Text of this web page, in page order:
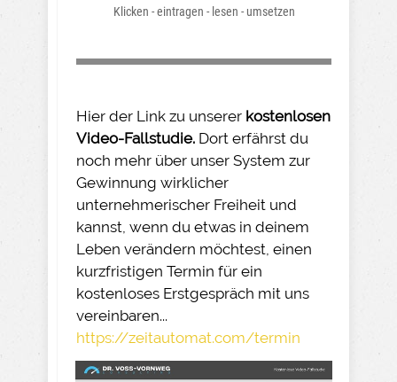
Klicken - eintragen - lesen - umsetzen
Hier der Link zu unserer kostenlosen
Video-Fallstudie. Dort erfährst du
noch mehr über unser System zur
Gewinnung wirklicher
unternehmerischer Freiheit und
kannst, wenn du etwas in deinem
Leben verändern möchtest, einen
kurzfristigen Termin für ein
kostenloses Erstgespräch mit uns
vereinbaren...
https://zeitautomat.com/termin